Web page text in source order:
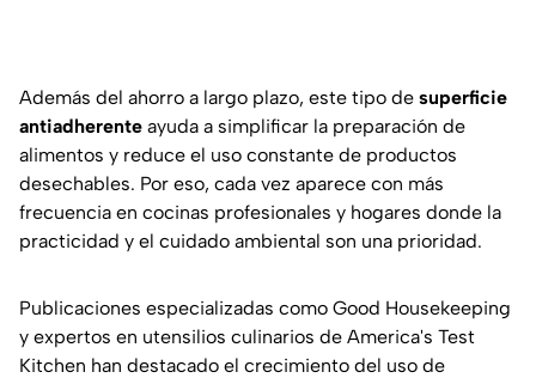
Además del ahorro a largo plazo, este tipo de superficie
antiadherente ayuda a simplificar la preparación de
alimentos y reduce el uso constante de productos
desechables. Por eso, cada vez aparece con más
frecuencia en cocinas profesionales y hogares donde la
practicidad y el cuidado ambiental son una prioridad.
Publicaciones especializadas como Good Housekeeping
y expertos en utensilios culinarios de America's Test
Kitchen han destacado el crecimiento del uso de